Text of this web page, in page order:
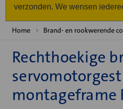
verzonden. We wensen
Home Brand- en rookwerende
Rechthoekige
montageframe